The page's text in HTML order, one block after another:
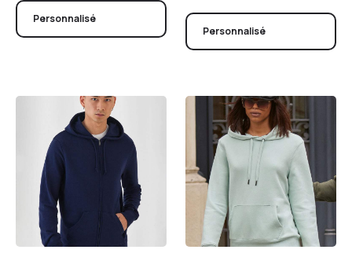
Personnalisé
Personnalisé